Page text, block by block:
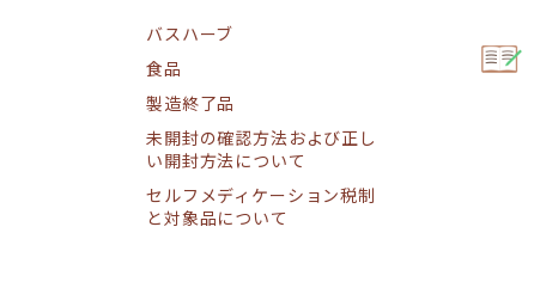
バスハーブ
食品
製造終了品
未開封の確認方法および正し
い開封方法について
セルフメディケーション税制
と対象品について